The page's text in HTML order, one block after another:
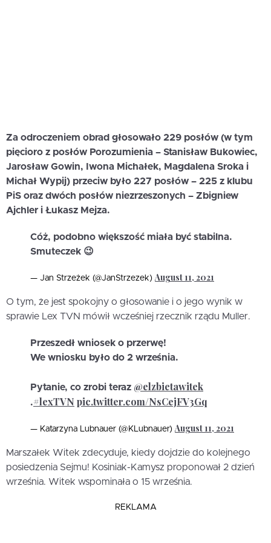
Za odroczeniem obrad głosowało 229 posłów (w tym
pięcioro z posłów Porozumienia – Stanisław Bukowiec,
Jarosław Gowin, Iwona Michałek, Magdalena Sroka i
Michał Wypij) przeciw było 227 posłów – 225 z klubu
PiS oraz dwóch posłów niezrzeszonych – Zbigniew
Ajchler i Łukasz Mejza.
Cóż, podobno większość miała być stabilna.
Smuteczek 😉
— Jan Strzeżek (@JanStrzezek)August 11, 2021
O tym, że jest spokojny o głosowanie i o jego wynik w
sprawie Lex TVN mówił wcześniej rzecznik rządu Muller.
Przeszedł wniosek o przerwę!
We wniosku było do 2 września.
Pytanie, co zrobi teraz @elzbietawitek
.#lexTVN pic.twitter.com/NsCejFV3Gq
— Katarzyna Lubnauer (@KLubnauer)August 11, 2021
Marszałek Witek zdecyduje, kiedy dojdzie do kolejnego
posiedzenia Sejmu! Kosiniak-Kamysz proponował 2 dzień
września. Witek wspominała o 15 września.
REKLAMA